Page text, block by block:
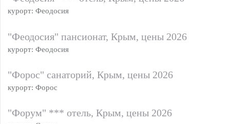
курорт: Феодосия
"Феодосия" пансионат, Крым, цены 2026
курорт: Феодосия
"Форос" санаторий, Крым, цены 2026
курорт: Форос
"Форум" *** отель, Крым, цены 2026